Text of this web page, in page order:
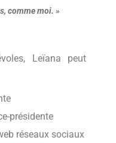
comme moi. »
Leïana peut
présidente
réseaux sociaux